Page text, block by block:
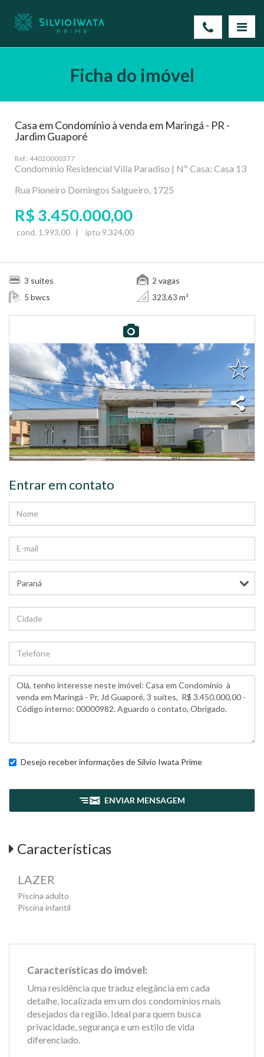
Ficha do imóvel
Casa em Condomínio à venda em Maringá - PR -
Jardim Guaporé
Ref.: 44020000377
Condomínio Residencial Villa Paradiso | Nº Casa: Casa 13
Rua Pioneiro Domingos Salgueiro, 1725
R$ 3.450.000,00
cond. 1.993,00 | iptu 9.324,00
3 suítes
5 bwcs
2vagas
323,63 m²
Entrar em contato
Desejo receber informações deSilvio Iwata Prime
ENVIAR MENSAGEM
Características
LAZER
Piscina adulto
Piscina infantil
Características do imóvel:
Uma residência que traduz elegância em cada
detalhe, localizada em um dos condomínios mais
desejados da região. Ideal para quem busca
privacidade, segurança e um estilo de vida
diferenciado.